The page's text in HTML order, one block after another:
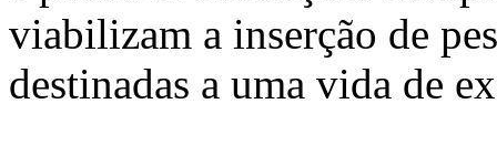
viabilizam a inserção de
destinadas a uma vida de